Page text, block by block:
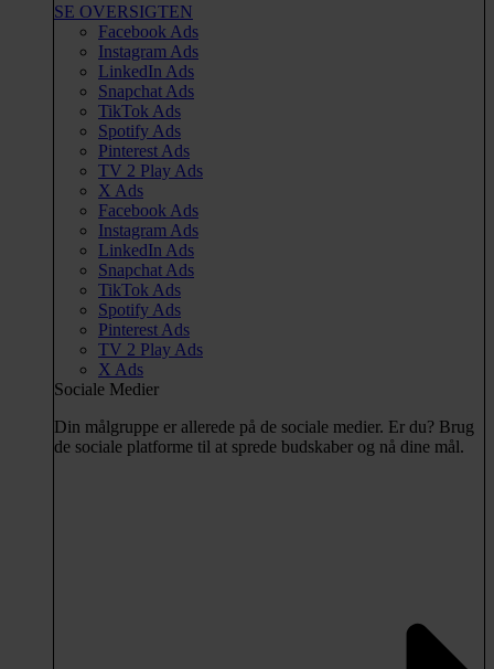
SE OVERSIGTEN
Facebook Ads
Instagram Ads
LinkedIn Ads
Snapchat Ads
TikTok Ads
Spotify Ads
Pinterest Ads
TV 2 Play Ads
X Ads
Facebook Ads
Instagram Ads
LinkedIn Ads
Snapchat Ads
TikTok Ads
Spotify Ads
Pinterest Ads
TV 2 Play Ads
X Ads
Sociale Medier
Din målgruppe er allerede på de sociale medier. Er du? Brug
de sociale platforme til at sprede budskaber og nå dine mål.